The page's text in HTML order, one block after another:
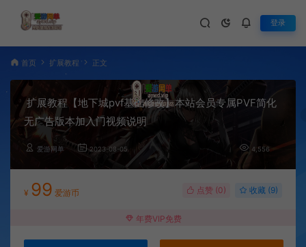
登录
首页 扩展教程 正文
扩展教程【地下城pvf基础修改】本站会员专属PVF简化
无广告版本加入门视频说明
爱游网单 2023-08-05 4,556
¥ 99 爱游币 点赞 (0) 收藏 (9)
年费VIP免费